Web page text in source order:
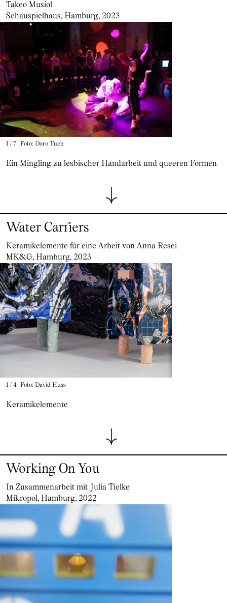
Takeo Musiol
Schauspielhaus, Hamburg, 2023
Foto: Doro Tuch
1 / 7
Ein Mingling zu lesbischer Handarbeit und queeren Formen
Water Carriers
Keramikelemente für eine Arbeit von Anna Resei
MK&G, Hamburg, 2023
Foto: David Huss
1 / 4
Keramikelemente
Working On You
In Zusammenarbeit mit Julia Tielke
Mikropol, Hamburg, 2022